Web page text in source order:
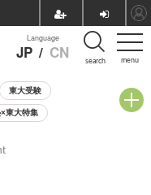
menu
Language
JP / CN search
東大受験
東大特集
会